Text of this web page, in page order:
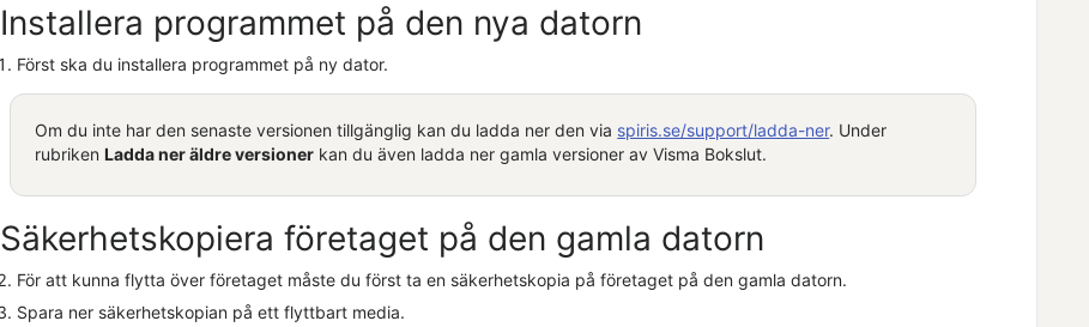
Installera programmet på den nya datorn
Först ska du installera programmet på ny dator.
Om du inte har den senaste versionen tillgänglig kan du ladda ner den via spiris.se/support/ladda-ner. Under
rubrikenLadda ner äldre versioner kan du även ladda ner gamla versioner avVisma Bokslut.
Säkerhetskopiera företaget på den gamla datorn
För att kunna flytta över företaget måste du först ta en säkerhetskopia på företaget på den gamla datorn.
Spara ner säkerhetskopian på ett flyttbart media.